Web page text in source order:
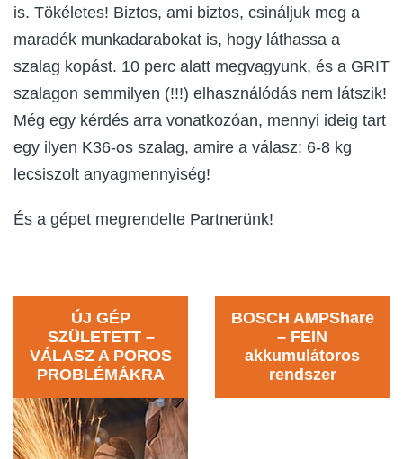
is. Tökéletes! Biztos, ami biztos, csináljuk meg a
maradék munkadarabokat is, hogy láthassa a
szalag kopást. 10 perc alatt megvagyunk, és a GRIT
szalagon semmilyen (!!!) elhasználódás nem látszik!
Még egy kérdés arra vonatkozóan, mennyi ideig tart
egy ilyen K36-os szalag, amire a válasz: 6-8 kg
lecsiszolt anyagmennyiség!
És a gépet megrendelte Partnerünk!
ÚJ GÉP
SZÜLETETT –
VÁLASZ A POROS
PROBLÉMÁKRA
BOSCH AMPShare
– FEIN
akkumulátoros
rendszer